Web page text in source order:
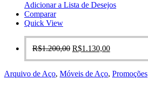
Adicionar a Lista de Desejos
Comparar
Quick View
R$1.200,00 O
era:
R$1.130,00O
é:
Arquivo de Aço, Móveis de Aço, Promoções